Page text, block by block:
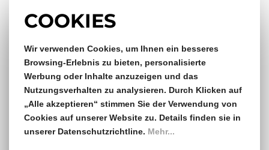
COOKIES
Wir verwenden Cookies, um Ihnen ein besseres
Browsing-Erlebnis zu bieten, personalisierte
Werbung oder Inhalte anzuzeigen und das
Nutzungsverhalten zu analysieren. Durch Klicken auf
„Alle akzeptieren“ stimmen Sie der Verwendung von
Cookies auf unserer Website zu. Details finden sie in
unserer Datenschutzrichtline. Mehr...
Gratis Versand & Rückversand
ab €150,- Bestellwert
14 Tage Rückgaberecht